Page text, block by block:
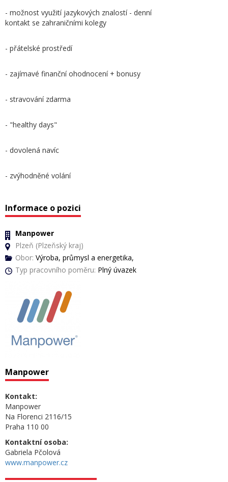
- možnost využití jazykových znalostí - denní
kontakt se zahraničními kolegy
- přátelské prostředí
- zajímavé finanční ohodnocení + bonusy
- stravování zdarma
- "healthy days"
- dovolená navíc
- zvýhodněné volání
Informace o pozici
Manpower
Plzeň (Plzeňský kraj)
Obor: Výroba, průmysl a energetika,
Typ pracovního poměru: Plný úvazek
Manpower
Kontakt:
Manpower
Na Florenci 2116/15
Praha 110 00
Kontaktní osoba:
Gabriela Pčolová
www.manpower.cz